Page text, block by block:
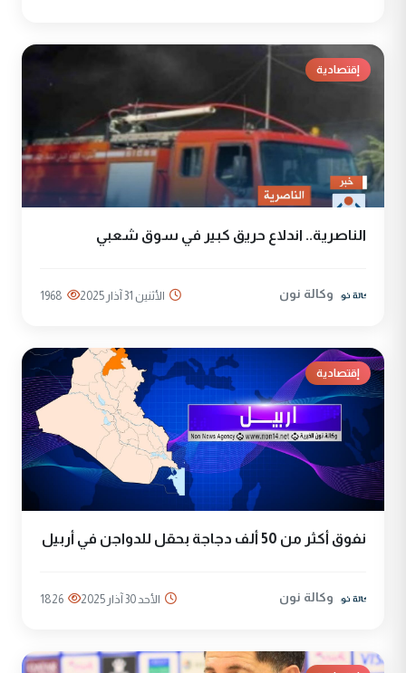
إقتصادية
الناصرية.. اندلاع حريق كبير في سوق شعبي
وكالة نون الأثنين 31 آذار 2025 1968
إقتصادية
نفوق أكثر من 50 ألف دجاجة بحقل للدواجن في أربيل
وكالة نون الأحد 30 آذار 2025 1826